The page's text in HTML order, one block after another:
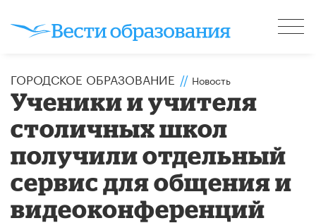
ГОРОДСКОЕ ОБРАЗОВАНИЕ // Новость
Ученики и учителя
столичных школ
получили отдельный
сервис для общения и
видеоконференций